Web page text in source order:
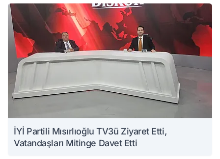
İYİ Partili Mısırlıoğlu TV3ü Ziyaret Etti,
Vatandaşları Mitinge Davet Etti